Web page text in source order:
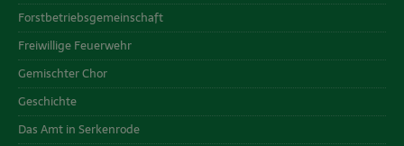
Forstbetriebsgemeinschaft
Freiwillige Feuerwehr
Gemischter Chor
Geschichte
Das Amt in Serkenrode